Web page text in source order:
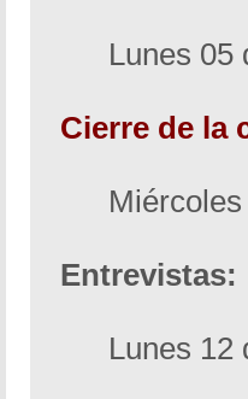
Lunes 05
Cierre de la
Entrevistas:
Lunes 12